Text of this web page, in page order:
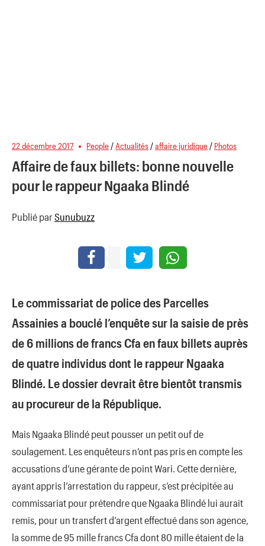
22 décembre 2017 People /Actualités /affaire juridique / Photos
Affaire de faux billets: bonne nouvelle
pour le rappeur Ngaaka Blindé
Publié par Sunubuzz
Le commissariat de police des Parcelles
Assainies a bouclé l’enquête sur la saisie de près
de 6 millions de francs Cfa en faux billets auprès
de quatre individus dont le rappeur Ngaaka
Blindé. Le dossier devrait être bientôt transmis
au procureur de la République.
Mais Ngaaka Blindé peut pousser un petit ouf de
soulagement. Les enquêteurs n’ont pas pris en compte les
accusations d’une gérante de point Wari. Cette dernière,
ayant appris l’arrestation du rappeur, s’est précipitée au
commissariat pour prétendre que Ngaaka Blindé lui aurait
remis, pour un transfert d’argent effectué dans son agence,
la somme de 95 mille francs Cfa dont 80 mille étaient de la